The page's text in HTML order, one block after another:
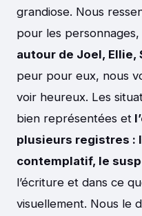
grandiose. Nous
pour les personnages,
autour de Joel, Ellie,
peur pour eux, nous
voir heureux. Les
bien représentées et
plusieurs registres :
contemplatif, le
l’écriture et dans ce
visuellement. Nous le